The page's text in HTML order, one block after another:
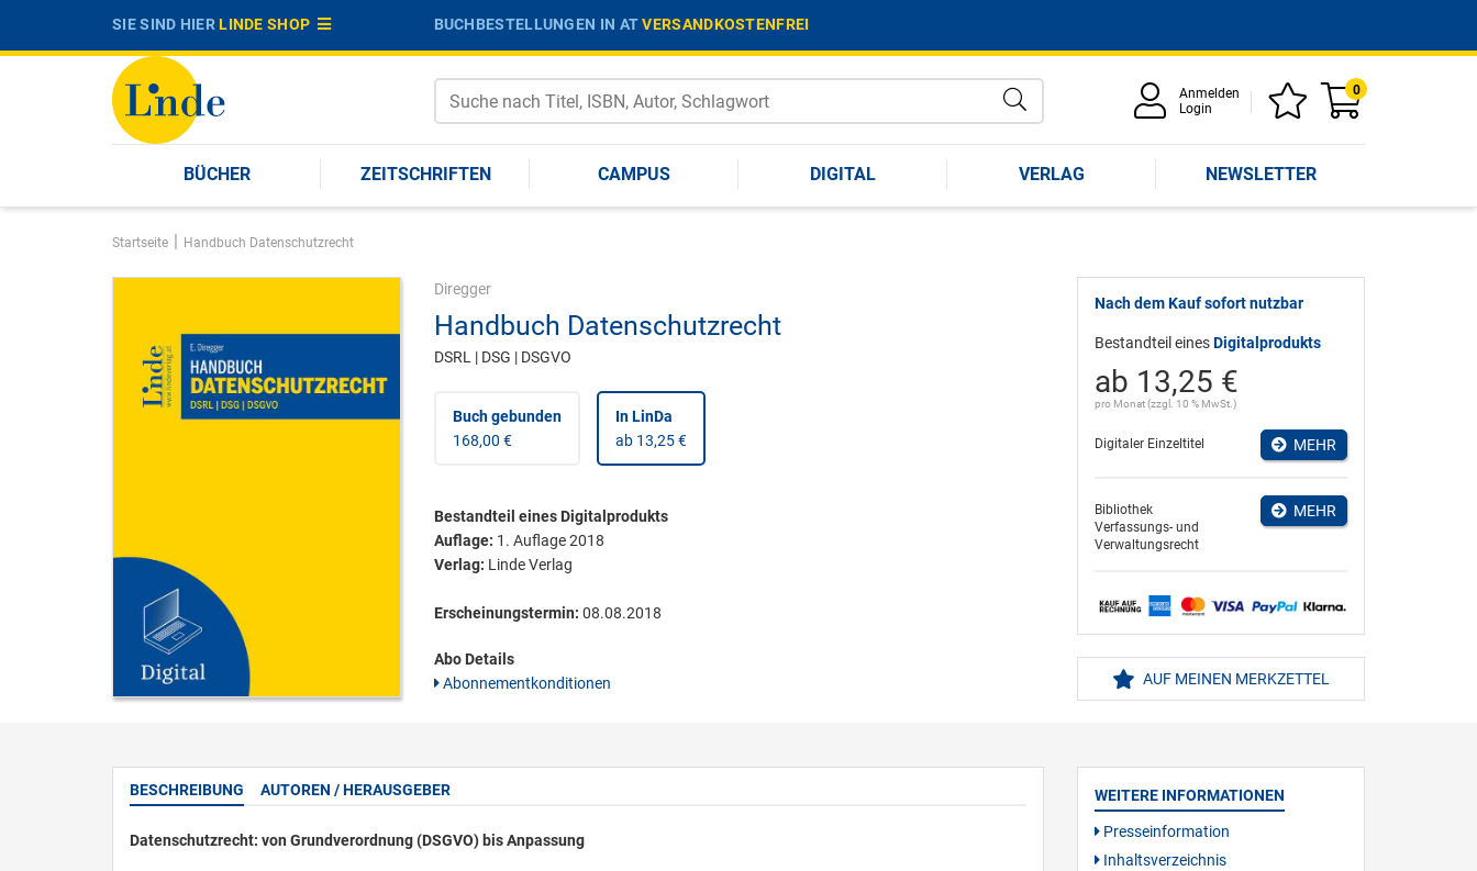
SIE SIND HIERLINDE SHOP BUCHBESTELLUNGEN IN ATVERSANDKOSTENFREI
Anmelden
Login
0
BÜCHER ZEITSCHRIFTEN CAMPUS DIGITAL VERLAG NEWSLETTER
Startseite | Handbuch Datenschutzrecht
Diregger
Handbuch Datenschutzrecht
DSRL | DSG | DSGVO
Buch gebunden
168,00 €
In LinDa
ab 13,25 €
Bestandteil eines Digitalprodukts
Auflage: 1. Auflage 2018
Verlag: Linde Verlag
Erscheinungstermin: 08.08.2018
Abo Details
Abonnementkonditionen
Nach dem Kauf sofort nutzbar
Bestandteil einesDigitalprodukts
ab 13,25 €
pro Monat (zzgl. 10 % MwSt.)
Digitaler Einzeltitel MEHR
Bibliothek
Verfassungs- und
Verwaltungsrecht
MEHR
AUF MEINEN MERKZETTEL
BESCHREIBUNG AUTOREN / HERAUSGEBER
Datenschutzrecht: von Grundverordnung (DSGVO) bis Anpassung
WEITERE INFORMATIONEN
Presseinformation
Inhaltsverzeichnis